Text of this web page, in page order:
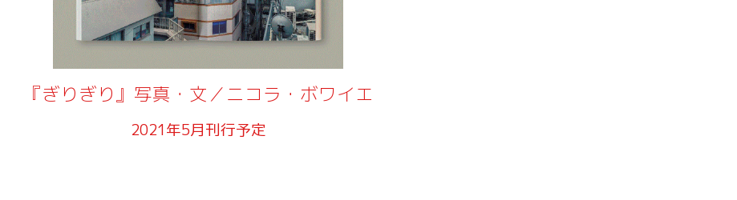
『ぎりぎり』写真・文／ニコラ・ボワイエ
2021年5月刊行予定